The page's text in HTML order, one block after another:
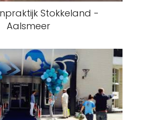
Stokkeland -
Aalsmeer